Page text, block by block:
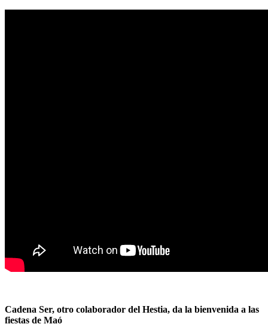
Cadena Ser, otro colaborador del Hestia, da la bienvenida a las
fiestas de Maó